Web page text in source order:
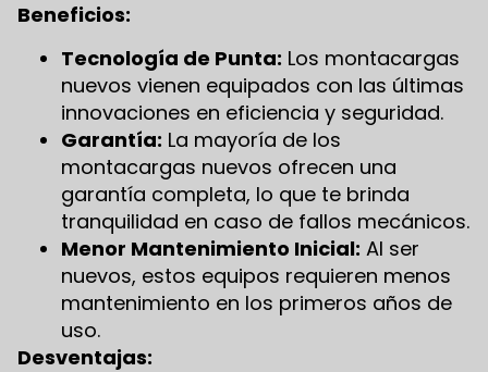
Beneficios:
Tecnología de Punta: Los montacargas
nuevos vienen equipados con las últimas
innovaciones en eficiencia y seguridad.
Garantía: La mayoría de los
montacargas nuevos ofrecen una
garantía completa, lo que te brinda
tranquilidad en caso de fallos mecánicos.
Menor Mantenimiento Inicial: Al ser
nuevos, estos equipos requieren menos
mantenimiento en los primeros años de
uso.
Desventajas: